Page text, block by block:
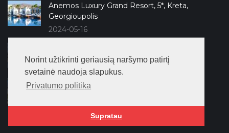
Norint užtikrinti geriausią naršymo patirtį
svetainė naudoja slapukus.
Privatumo politika
Supratau
Anemos Luxury Grand Resort, 5*, Kreta,
Georgioupolis
2024-05-16
2024-04-11
Kaya Side, 5*, Antalija, Side